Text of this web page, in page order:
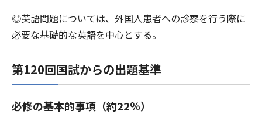
◎英語問題については、外国人患者への診察を行う際に
必要な基礎的な英語を中心とする。
第120回国試からの出題基準
必修の基本的事項（約22％）